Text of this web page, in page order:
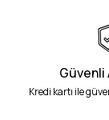
Güvenli
Kredi kartı ile